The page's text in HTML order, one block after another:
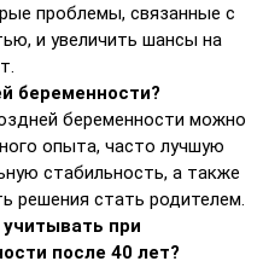
проблемы, связанные с
и увеличить шансы на
беременности?
беременности можно
опыта, часто лучшую
стабильность, а также
решения стать родителем.
при
после 40 лет?